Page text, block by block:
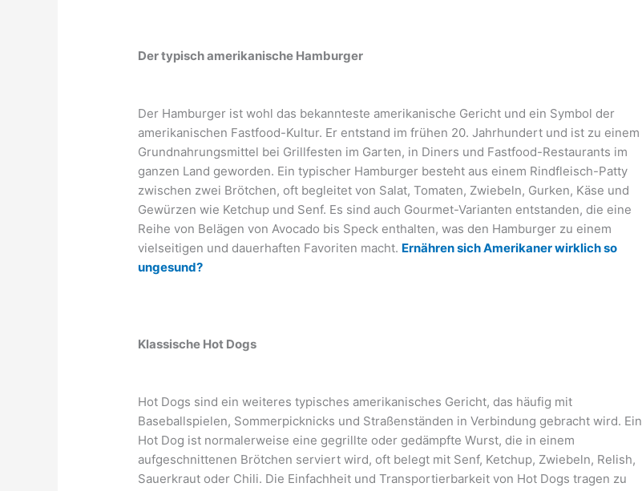
Der typisch amerikanische Hamburger
Der Hamburger ist wohl das bekannteste amerikanische Gericht und ein Symbol der
amerikanischen Fastfood-Kultur. Er entstand im frühen 20. Jahrhundert und ist zu einem
Grundnahrungsmittel bei Grillfesten im Garten, in Diners und Fastfood-Restaurants im
ganzen Land geworden. Ein typischer Hamburger besteht aus einem Rindfleisch-Patty
zwischen zwei Brötchen, oft begleitet von Salat, Tomaten, Zwiebeln, Gurken, Käse und
Gewürzen wie Ketchup und Senf. Es sind auch Gourmet-Varianten entstanden, die eine
Reihe von Belägen von Avocado bis Speck enthalten, was den Hamburger zu einem
vielseitigen und dauerhaften Favoriten macht. Ernähren sich Amerikaner wirklich so
ungesund?
Klassische Hot Dogs
Hot Dogs sind ein weiteres typisches amerikanisches Gericht, das häufig mit
Baseballspielen, Sommerpicknicks und Straßenständen in Verbindung gebracht wird. Ein
Hot Dog ist normalerweise eine gegrillte oder gedämpfte Wurst, die in einem
aufgeschnittenen Brötchen serviert wird, oft belegt mit Senf, Ketchup, Zwiebeln, Relish,
Sauerkraut oder Chili. Die Einfachheit und Transportierbarkeit von Hot Dogs tragen zu